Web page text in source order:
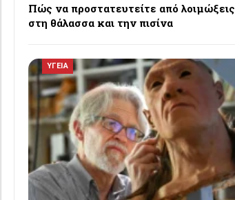
Πώς να προστατευτείτε από λοιμώξεις
στη θάλασσα και την πισίνα
ΥΓΕΙΑ